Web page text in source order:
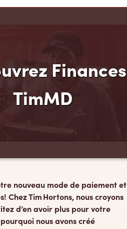
Finances
TimMD
nouveau mode de paiement et
Chez Tim Hortons, nous croyons
d’en avoir plus pour votre
nous avons créé